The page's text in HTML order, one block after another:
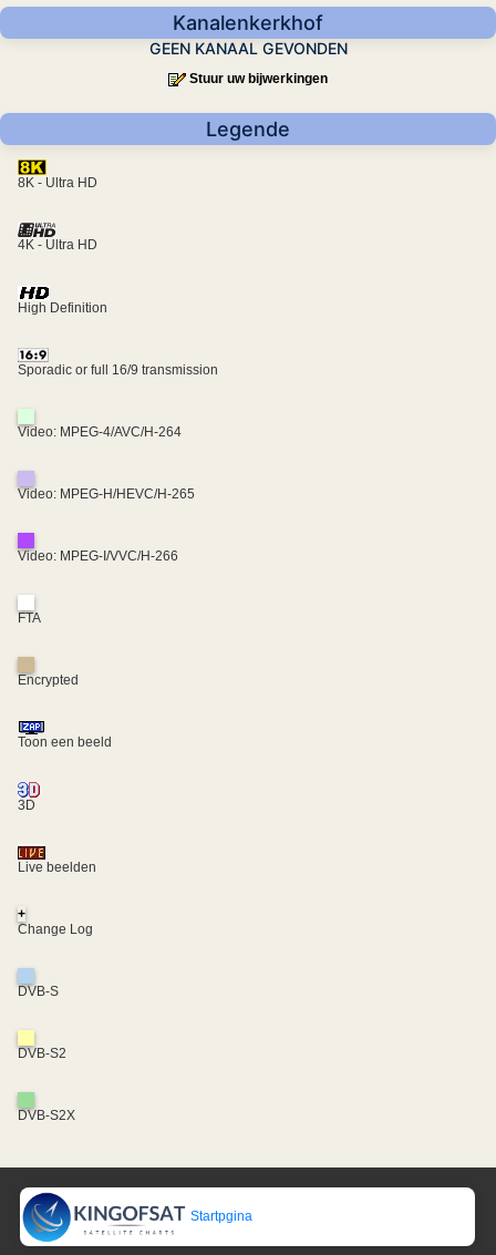
Kanalenkerkhof
GEEN KANAAL GEVONDEN
Stuur uw bijwerkingen
Legende
8K - Ultra HD
4K - Ultra HD
High Definition
Sporadic or full 16/9 transmission
Video: MPEG-4/AVC/H-264
Video: MPEG-H/HEVC/H-265
Video: MPEG-I/VVC/H-266
FTA
Encrypted
Toon een beeld
3D
Live beelden
+
Change Log
DVB-S
DVB-S2
DVB-S2X
Startpgina